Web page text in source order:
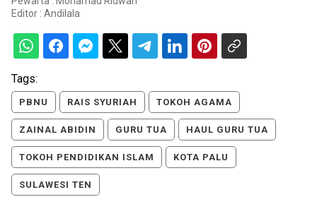
Editor : Andilala
Tags:
PBNU RAIS SYURIAH TOKOH AGAMA
ZAINAL ABIDIN GURU TUA HAUL GURU TUA
TOKOH PENDIDIKAN ISLAM KOTA PALU
SULAWESI TEN